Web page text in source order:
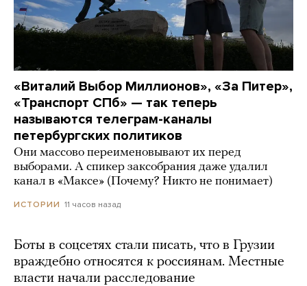
«Виталий Выбор Миллионов», «За Питер»,
«Транспорт СПб» — так теперь
называются телеграм-каналы
петербургских политиков
Они массово переименовывают их перед
выборами. А спикер заксобрания даже удалил
канал в «Максе» (Почему? Никто не понимает)
ИСТОРИИ 11 часов назад
Боты в соцсетях стали писать, что в Грузии
враждебно относятся к россиянам. Местные
власти начали расследование